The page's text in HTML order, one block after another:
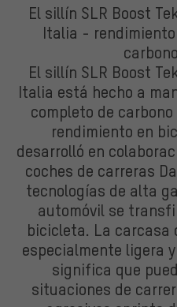
El sillín SLR Boost
Italia -
El sillín SLR Boost
Italia está hecho a
completo de
rendimiento en
desarrolló en
coches de carreras
tecnologías de alta
automóvil se
bicicleta. La carcasa
especialmente ligera
significa que
situaciones de